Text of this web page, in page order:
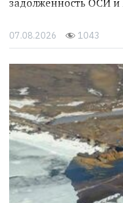
задолженность ОСИ и
07.08.2026 1043